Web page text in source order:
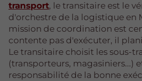
transport, le transitaire est le
d'orchestre de la logistique en
mission de coordination est
contente pas d'exécuter, il
Le transitaire choisit les sous-
(transporteurs, magasiniers...)
responsabilité de la bonne